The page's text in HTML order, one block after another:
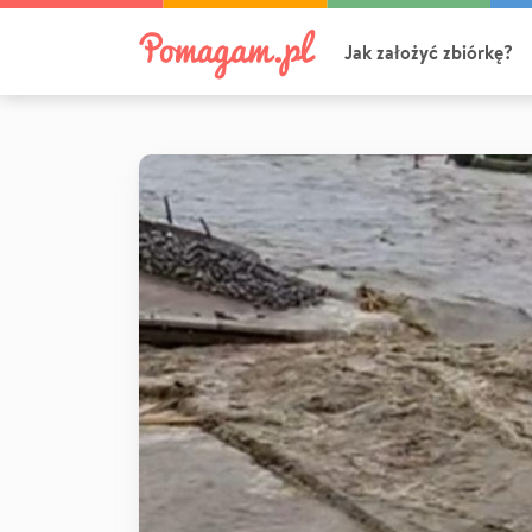
Jak założyć zbiórkę?